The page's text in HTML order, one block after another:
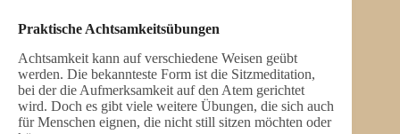
Praktische Achtsamkeitsübungen
Achtsamkeit kann auf verschiedene Weisen geübt
werden. Die bekannteste Form ist die Sitzmeditation,
bei der die Aufmerksamkeit auf den Atem gerichtet
wird. Doch es gibt viele weitere Übungen, die sich auch
für Menschen eignen, die nicht still sitzen möchten oder